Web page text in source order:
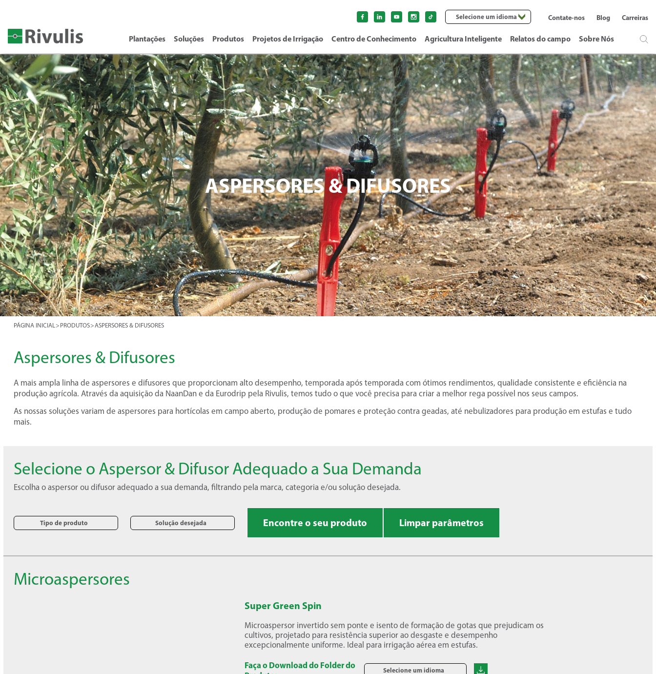
Plantações Soluções Produtos Projetos de Irrigação Centro de Conhecimento Agricultura Inteligente Relatos do campo Sobre Nós
Contate-nos Blog Carreiras
Selecione um idioma
ASPERSORES & DIFUSORES
PÁGINA INICIAL> PRODUTOS>ASPERSORES & DIFUSORES
Aspersores & Difusores
A mais ampla linha de aspersores e difusores que proporcionam alto desempenho, temporada após temporada com ótimos rendimentos, qualidade consistente e eficiência na
produção agrícola. Através da aquisição da NaanDan e da Eurodrip pela Rivulis, temos tudo o que você precisa para criar a melhor rega possível nos seus campos.
As nossas soluções variam de aspersores para hortícolas em campo aberto, produção de pomares e proteção contra geadas, até nebulizadores para produção em estufas e tudo
mais.
Selecione o Aspersor & Difusor Adequado a Sua Demanda
Escolha o aspersor ou difusor adequado a sua demanda, filtrando pela marca, categoria e/ou solução desejada.
Tipo de produto Solução desejada Encontre o seu produto Limpar parâmetros
Microaspersores
Super Green Spin
Microaspersor invertido sem ponte e isento de formação de gotas que prejudicam os
cultivos, projetado para resistência superior ao desgaste e desempenho
excepcionalmente uniforme. Ideal para irrigação aérea em estufas.
Faça o Download do Folder do
Selecione um idioma